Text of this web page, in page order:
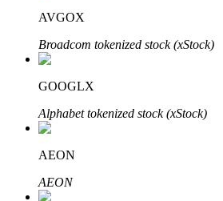
Aprenda como ganhar renda passiva
Bitrue
AI
Parceiros Bitrue
AVGOX
Broadcom tokenized stock (xStock)
GOOGLX
Alphabet tokenized stock (xStock)
AEON
AEON